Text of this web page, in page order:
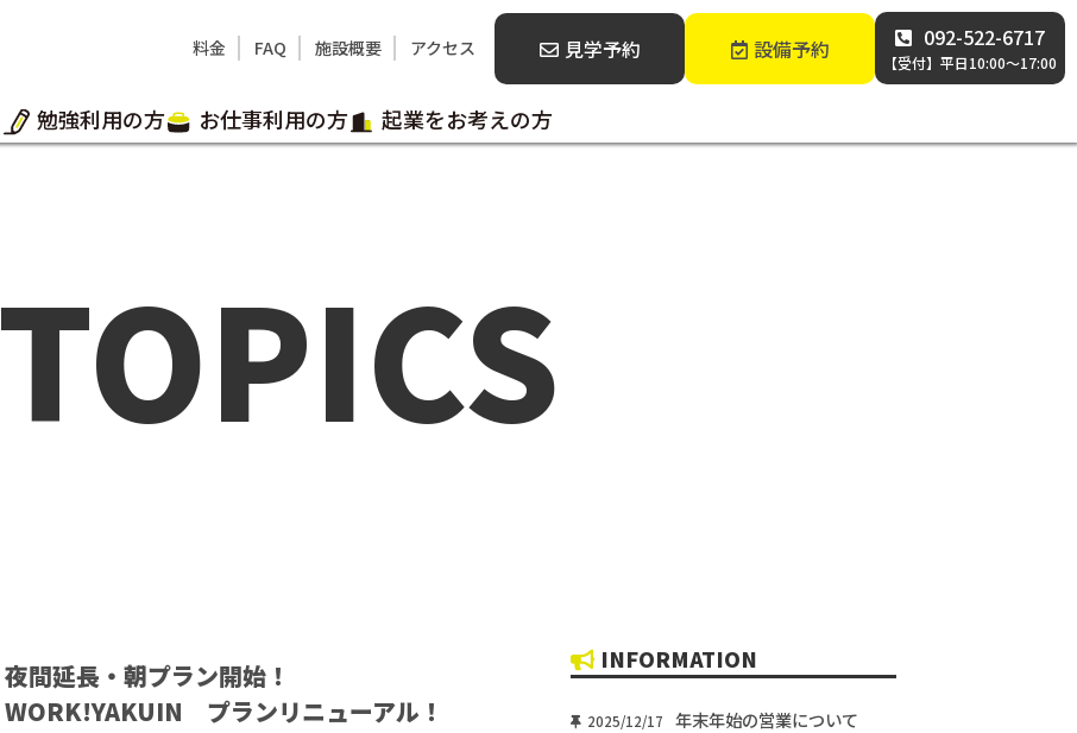
料金 FAQ 施設概要 アクセス 見学予約 設備予約 092-522-6717
【受付】平日10:00～17:00
勉強利用の方 お仕事利用の方 起業をお考えの方
TOPICS
夜間延長・朝プラン開始！
WORK!YAKUIN プランリニューアル！
INFORMATION
2025/12/17 年末年始の営業について